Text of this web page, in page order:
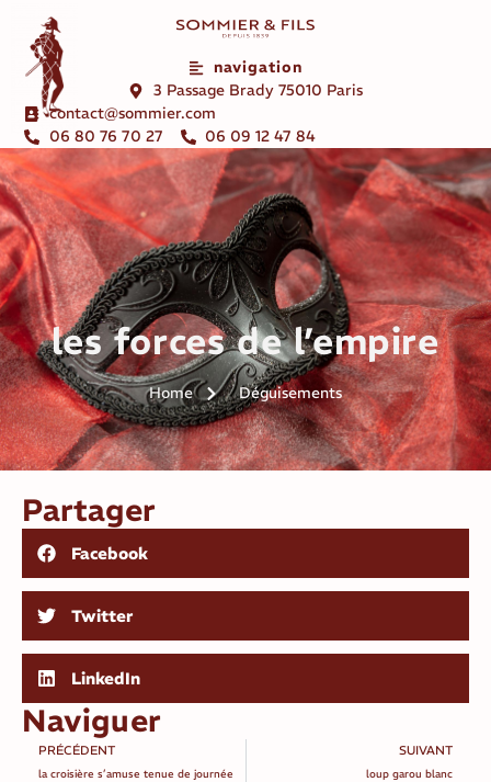
navigation
3 Passage Brady 75010 Paris
contact@sommier.com
06 80 76 70 27
06 09 12 47 84
les forces de l’empire
Home Déguisements
Partager
Facebook
Twitter
LinkedIn
Naviguer
PRÉCÉDENT
la croisière s’amuse tenue de journée
SUIVANT
loup garou blanc